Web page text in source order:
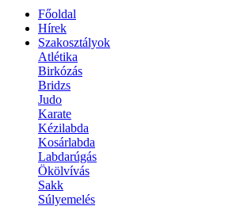
Főoldal
Hírek
Szakosztályok
Atlétika
Birkózás
Bridzs
Judo
Karate
Kézilabda
Kosárlabda
Labdarúgás
Ökölvívás
Sakk
Súlyemelés